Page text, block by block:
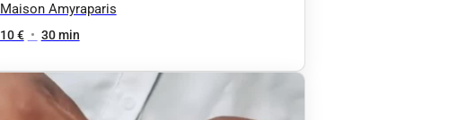
Maison Amyraparis
10 € • 30 min